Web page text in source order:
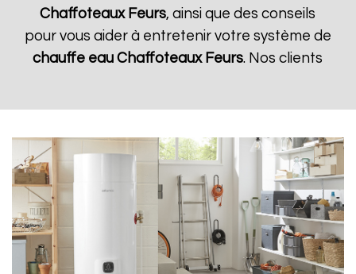
Chaffoteaux Feurs, ainsi que des conseils
pour vous aider à entretenir votre système de
chauffe eau Chaffoteaux Feurs. Nos clients